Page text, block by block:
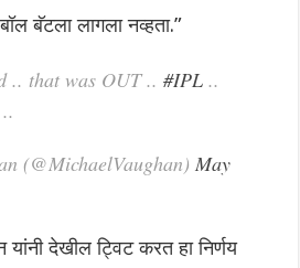
बॅटला लागला नव्हता.”
.. that was OUT ..#IPL ..
(@MichaelVaughan)May
यांनी देखील ट्विट करत हा निर्णय